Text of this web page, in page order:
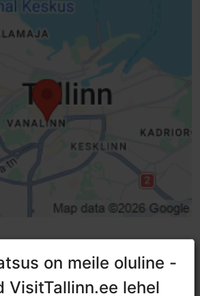
hinnangud ja
on meile oluline -
VisitTallinn.ee lehel
on meile oluline -
VisitTallinn.ee lehel